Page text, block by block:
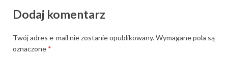
Dodaj komentarz
Twój adres e-mail nie zostanie opublikowany.Wymagane pola są
oznaczone *